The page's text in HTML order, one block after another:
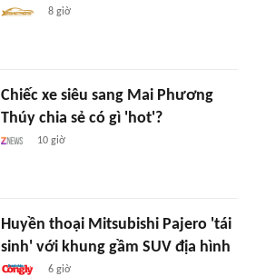
8 giờ
Chiếc xe siêu sang Mai Phương
Thúy chia sẻ có gì 'hot'?
10 giờ
Huyền thoại Mitsubishi Pajero 'tái
sinh' với khung gầm SUV địa hình
6 giờ